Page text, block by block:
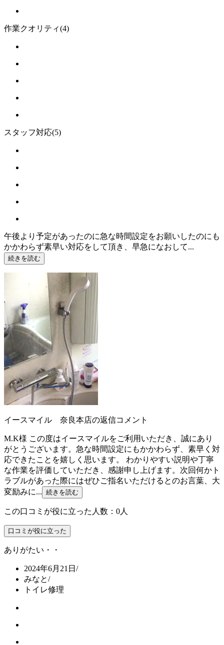
作業クオリティ(4)
スタッフ対応(5)
午後より予定があったのに急な時間設定をお願いしたのにも
かかわらず素早い対応をして頂き、早急になおして...
続きを読む
イースマイル 奈良本店の返信コメント
M.K様 この度はイースマイルをご利用いただき、誠にあり
がとうございます。急な時間設定にもかかわらず、素早く対
応できたことを嬉しく思います。 わかりやすい説明や丁寧
な作業を評価していただき、感謝申し上げます。次回何かト
ラブルがあった際にはぜひご指名いただけるとのお言葉、大
変励みに... 続きを読む
この口コミが役に立った人数：0人
口コミが役に立った
ありがたい・・
2024年6月21日 /
みなと/
トイレ修理